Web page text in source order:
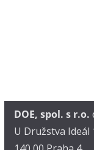
DOE, spol. s r.o.
U Družstva Ideál